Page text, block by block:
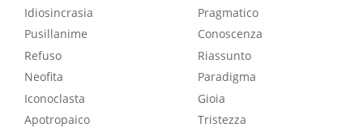
Idiosincrasia
Pusillanime
Refuso
Neofita
Iconoclasta
Apotropaico
Pragmatico
Conoscenza
Riassunto
Paradigma
Gioia
Tristezza